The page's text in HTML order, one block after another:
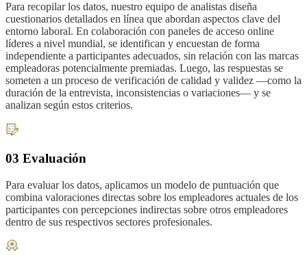
Para recopilar los datos, nuestro equipo de analistas diseña
cuestionarios detallados en línea que abordan aspectos clave del
entorno laboral. En colaboración con paneles de acceso online
líderes a nivel mundial, se identifican y encuestan de forma
independiente a participantes adecuados, sin relación con las marcas
empleadoras potencialmente premiadas. Luego, las respuestas se
someten a un proceso de verificación de calidad y validez —como la
duración de la entrevista, inconsistencias o variaciones— y se
analizan según estos criterios.
03 Evaluación
Para evaluar los datos, aplicamos un modelo de puntuación que
combina valoraciones directas sobre los empleadores actuales de los
participantes con percepciones indirectas sobre otros empleadores
dentro de sus respectivos sectores profesionales.